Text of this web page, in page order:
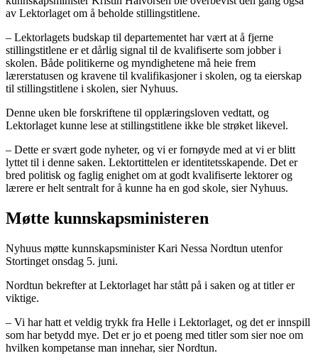
av Lektorlaget om å beholde stillingstitlene.
– Lektorlagets budskap til departementet har vært at å fjerne
stillingstitlene er et dårlig signal til de kvalifiserte som jobber i
skolen. Både politikerne og myndighetene må heie frem
lærerstatusen og kravene til kvalifikasjoner i skolen, og ta eierskap
til stillingstitlene i skolen, sier Nyhuus.
Denne uken ble forskriftene til opplæringsloven vedtatt, og
Lektorlaget kunne lese at stillingstitlene ikke ble strøket likevel.
– Dette er svært gode nyheter, og vi er fornøyde med at vi er blitt
lyttet til i denne saken. Lektortittelen er identitetsskapende. Det er
bred politisk og faglig enighet om at godt kvalifiserte lektorer og
lærere er helt sentralt for å kunne ha en god skole, sier Nyhuus.
Møtte kunnskapsministeren
Nyhuus møtte kunnskapsminister Kari Nessa Nordtun utenfor
Stortinget onsdag 5. juni.
Nordtun bekrefter at Lektorlaget har stått på i saken og at titler er
viktige.
– Vi har hatt et veldig trykk fra Helle i Lektorlaget, og det er innspill
som har betydd mye. Det er jo et poeng med titler som sier noe om
hvilken kompetanse man innehar, sier Nordtun.